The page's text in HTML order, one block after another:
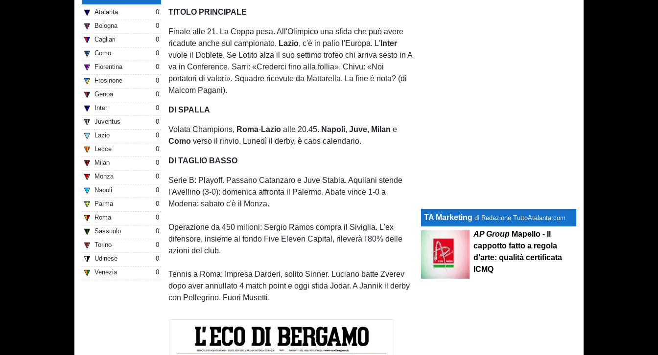
Atalanta
0
Bologna
0
Cagliari
0
Como
0
Fiorentina
0
Frosinone
0
Genoa
0
Inter
0
Juventus
0
Lazio
0
Lecce
0
Milan
0
Monza
0
Napoli
0
Parma
0
Roma
0
Sassuolo
0
Torino
0
Udinese
0
Venezia
0
TITOLO PRINCIPALE
Finale alle 21. La Coppa pesa. All'Olimpico una sfida che può avere
ricadute anche sul campionato. Lazio, c'è in palio l'Europa. L' Inter
vuole il Doblete. Se Lotito alza il suo settimo trofeo chi arriva sesto in A
va in Conference. Sarri: «Crederci fino alla follia». Chivu: «Noi
portatori di valori». Squadre ricevute da Mattarella. La fine è nota? (di
Malcom Pagani).
DI SPALLA
Volata Champions, Roma-Lazio alle 20.45. Napoli,Juve, Milan e
Como verso il rinvio. Lunedì il derby, è caos calendario.
DI TAGLIO BASSO
Serie B: Playoff. Passano Catanzaro e Juve Stabia. Aquilani stende
l'Avellino (3-0): domenica affronta il Palermo. Abate vince 1-0 a
Modena: sabato c'è il Monza.
Operazione da 450 milioni: Sergio Ramos compra il Siviglia. L'ex
difensore, insieme al fondo Five Eleven Capital, rileverà l'80% delle
azioni del club.
Tennis a Roma: Impresa Darderi, solito Sinner. Luciano batte Zverev
dopo aver annullato 4 match point e oggi sfida Jodar. A Jannik il derby
con Pellegrino. Fuori Musetti.
TA Marketing di Redazione TuttoAtalanta.com
AP Group Mapello - Il
cappotto fatto a regola
d'arte: qualità certificata
ICMQ